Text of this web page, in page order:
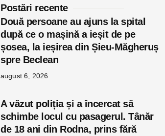
Postări recente
Două persoane au ajuns la spital
după ce o mașină a ieșit de pe
șosea, la ieșirea din Șieu-Măgheruș
spre Beclean
august 6, 2026
A văzut poliția și a încercat să
schimbe locul cu pasagerul. Tânăr
de 18 ani din Rodna, prins fără